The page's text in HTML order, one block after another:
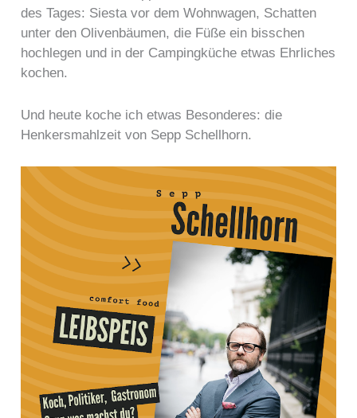
des Tages: Siesta vor dem Wohnwagen, Schatten
unter den Olivenbäumen, die Füße ein bisschen
hochlegen und in der Campingküche etwas Ehrliches
kochen.
Und heute koche ich etwas Besonderes: die
Henkersmahlzeit von Sepp Schellhorn.